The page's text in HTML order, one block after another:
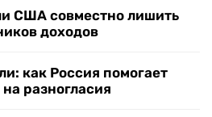
США совместно лишить
доходов
как Россия помогает
разногласия